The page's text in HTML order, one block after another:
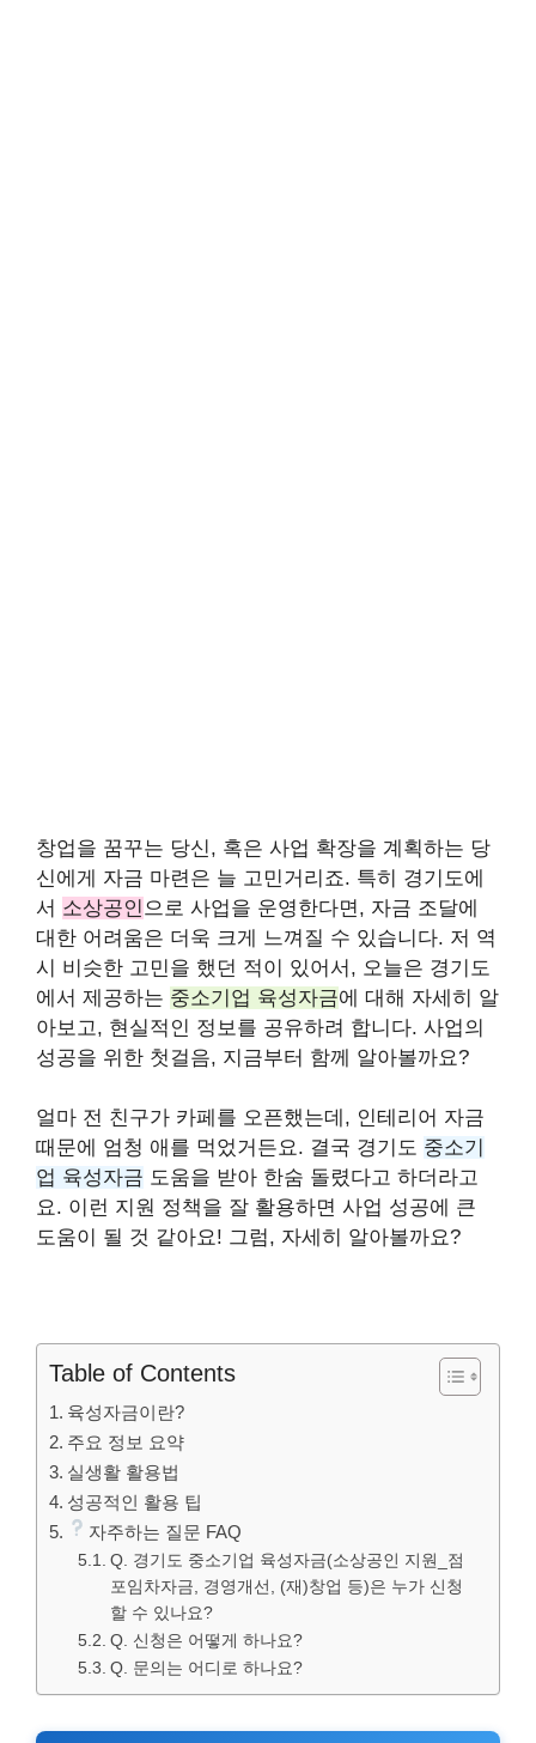
창업을 꿈꾸는 당신, 혹은 사업 확장을 계획하는 당
신에게 자금 마련은 늘 고민거리죠. 특히 경기도에
서 소상공인 으로 사업을 운영한다면, 자금 조달에
대한 어려움은 더욱 크게 느껴질 수 있습니다. 저 역
시 비슷한 고민을 했던 적이 있어서, 오늘은 경기도
에서 제공하는 중소기업 육성자금에 대해 자세히 알
아보고, 현실적인 정보를 공유하려 합니다. 사업의
성공을 위한 첫걸음, 지금부터 함께 알아볼까요?
얼마 전 친구가 카페를 오픈했는데, 인테리어 자금
때문에 엄청 애를 먹었거든요. 결국 경기도 중소기
업 육성자금 도움을 받아 한숨 돌렸다고 하더라고
요. 이런 지원 정책을 잘 활용하면 사업 성공에 큰
도움이 될 것 같아요! 그럼, 자세히 알아볼까요?
Table of Contents
육성자금이란?
주요 정보 요약
실생활 활용법
성공적인 활용 팁
자주하는 질문 FAQ
Q. 경기도 중소기업 육성자금(소상공인 지원_점
포임차자금, 경영개선, (재)창업 등)은 누가 신청
할 수 있나요?
Q. 신청은 어떻게 하나요?
Q. 문의는 어디로 하나요?